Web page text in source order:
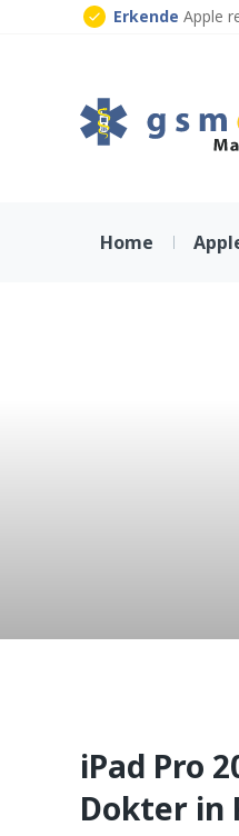
Erkende Apple
Home
iPad Pro
Dokter in